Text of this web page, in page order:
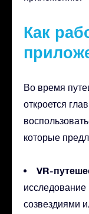
Как
Во время
откроется
которые
VR-
исследование
созвездиями